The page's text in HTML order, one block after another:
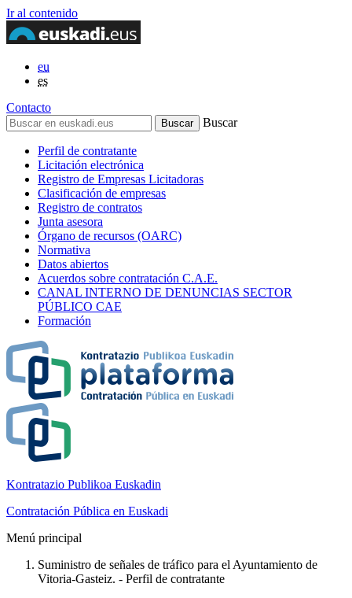
Ir al contenido
eu
es
Contacto
Buscar
Perfil de contratante
Licitación electrónica
Registro de Empresas Licitadoras
Clasificación de empresas
Registro de contratos
Junta asesora
Órgano de recursos (OARC)
Normativa
Datos abiertos
Acuerdos sobre contratación C.A.E.
CANAL INTERNO DE DENUNCIAS SECTOR
PÚBLICO CAE
Formación
Kontratazio Publikoa Euskadin
Contratación Pública en Euskadi
Menú principal
Suministro de señales de tráfico para el Ayuntamiento de
Vitoria-Gasteiz. - Perfil de contratante